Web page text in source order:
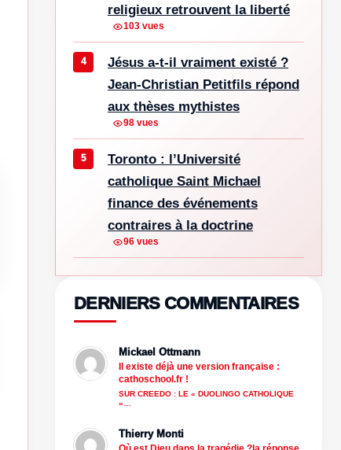
religieux retrouvent la liberté
103 vues
Jésus a-t-il vraiment existé ?
Jean-Christian Petitfils répond
aux thèses mythistes
98 vues
Toronto : l’Université
catholique Saint Michael
finance des événements
contraires à la doctrine
96 vues
DERNIERS COMMENTAIRES
Mickael Ottmann
Il existe déjà une version française :
cathoschool.fr !
SUR CREEDO : LE « DUOLINGO CATHOLIQUE
»…
Thierry Monti